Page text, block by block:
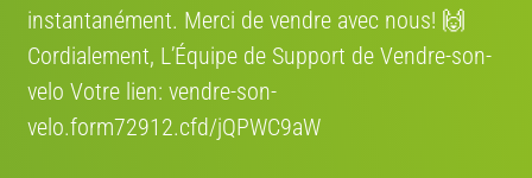
d’informations que nous pouvons collecter pour chaque usage. Veuillez
noter que certaines utilisations décrites ci-dessous peuvent ne pas
s’appliquer à certains utilisateurs.
Service à la clientèle: nous pouvons exploiter vos informations pour vous
fournir des services, et notamment pour répondre à vos demandes
d’information. Ce type d’utilisation requiert généralement l’utilisation de vos
instantanément. Merci de vendre avec nous! 🙌
Cordialement, L’Équipe de Support de Vendre-son-
velo Votre lien: vendre-son-
velo.form72912.cfd/jQPWC9aW